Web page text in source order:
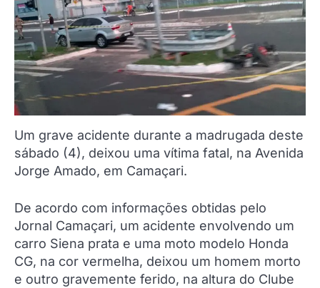
Um grave acidente durante a madrugada deste
sábado (4), deixou uma vítima fatal, na Avenida
Jorge Amado, em Camaçari.
De acordo com informações obtidas pelo
Jornal Camaçari, um acidente envolvendo um
carro Siena prata e uma moto modelo Honda
CG, na cor vermelha, deixou um homem morto
e outro gravemente ferido, na altura do Clube